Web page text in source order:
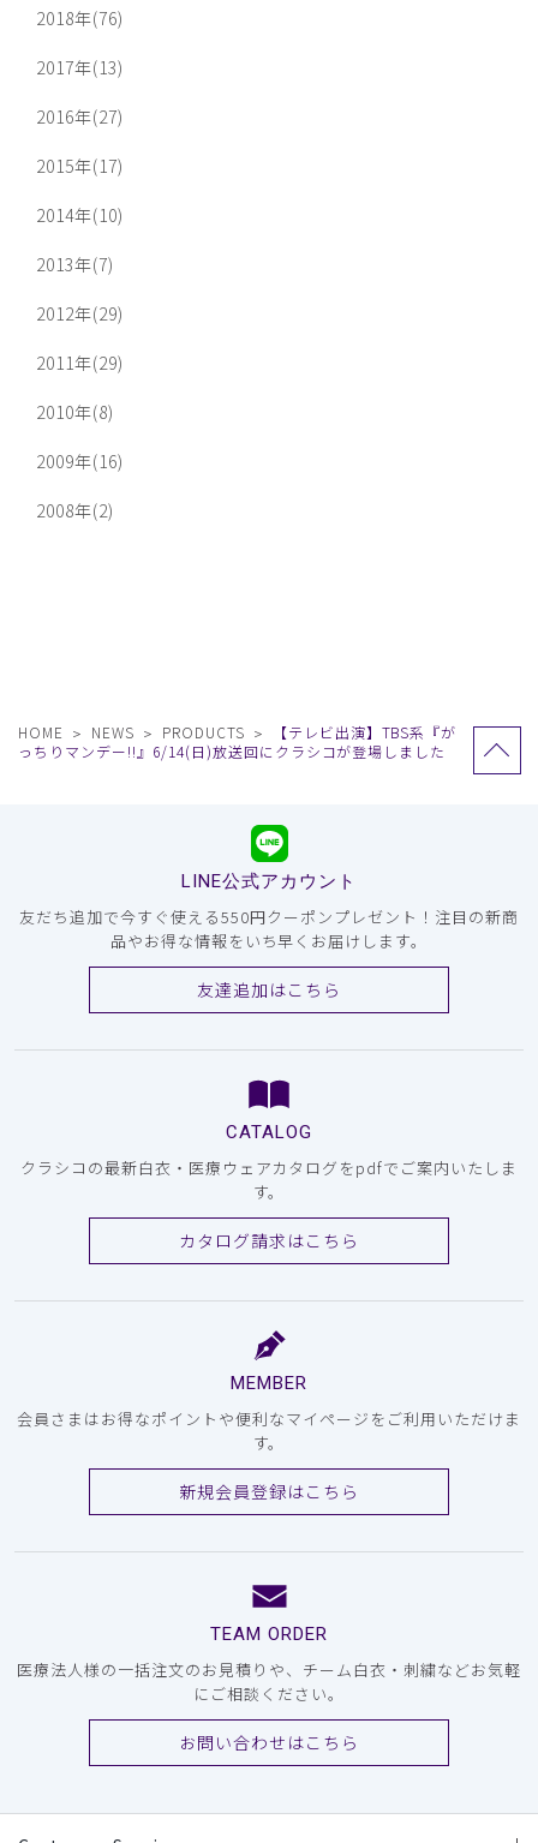
2018年(76)
2017年(13)
2016年(27)
2015年(17)
2014年(10)
2013年(7)
2012年(29)
2011年(29)
2010年(8)
2009年(16)
2008年(2)
HOME NEWS PRODUCTS
【テレビ出演】TBS系『が
っちりマンデー!!』6/14(日)放送回にクラシコが登場しました
LINE公式アカウント
友だち追加で今すぐ使える550円クーポンプレゼント！注目の新商
品やお得な情報をいち早くお届けします。
友達追加はこちら
CATALOG
クラシコの最新白衣・医療ウェアカタログをpdfでご案内いたしま
す。
カタログ請求はこちら
MEMBER
会員さまはお得なポイントや便利なマイページをご利用いただけま
す。
新規会員登録はこちら
TEAM ORDER
医療法人様の一括注文のお見積りや、チーム白衣・刺繍などお気軽
にご相談ください。
お問い合わせはこちら